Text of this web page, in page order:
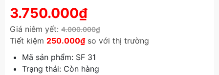
3.750.000₫
Giá niêm yết: 4.000.000₫
Tiết kiệm 250.000₫ so với thị trường
Mã sản phẩm: SF 31
Trạng thái: Còn hàng